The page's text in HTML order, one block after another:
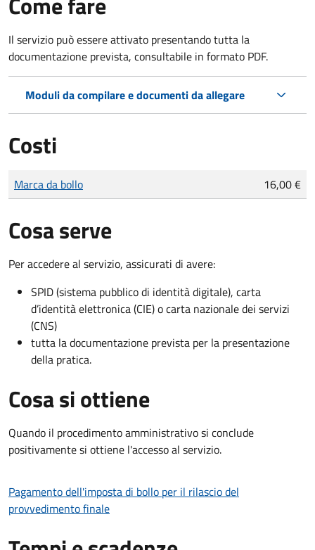
Il servizio può essere attivato presentando tutta la
documentazione prevista, consultabile in formato PDF.
Moduli da compilare e documenti da allegare
Costi
Tipo di pagamento
Importo
Marca da bollo 16,00 €
Cosa serve
Per accedere al servizio, assicurati di avere:
SPID (sistema pubblico di identità digitale), carta
d’identità elettronica (CIE) o carta nazionale dei servizi
(CNS)
tutta la documentazione prevista per la presentazione
della pratica.
Cosa si ottiene
Quando il procedimento amministrativo si conclude
positivamente si ottiene l'accesso al servizio.
Pagamento dell'imposta di bollo per il rilascio del
provvedimento finale